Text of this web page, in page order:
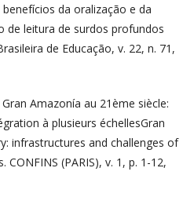
benefícios da oralização e da
de leitura de surdos profundos
de Educação, v. 22, n. 71,
Gran Amazonía au 21ème siècle:
à plusieurs échellesGran
infrastructures and challenges of
(PARIS), v. 1, p. 1-12,